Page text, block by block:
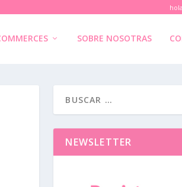
SOBRE NOSOTRAS
NEWSLETTER